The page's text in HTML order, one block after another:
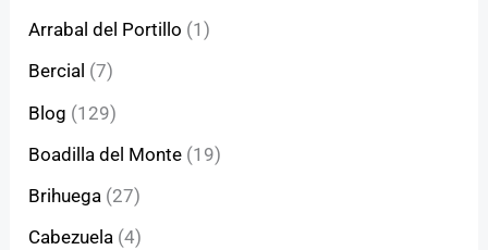
Arrabal del Portillo (1)
Bercial (7)
Blog (129)
Boadilla del Monte (19)
Brihuega (27)
Cabezuela (4)